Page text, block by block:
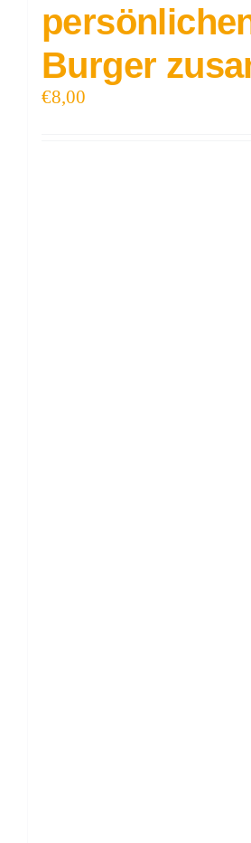
Burger
€8,00